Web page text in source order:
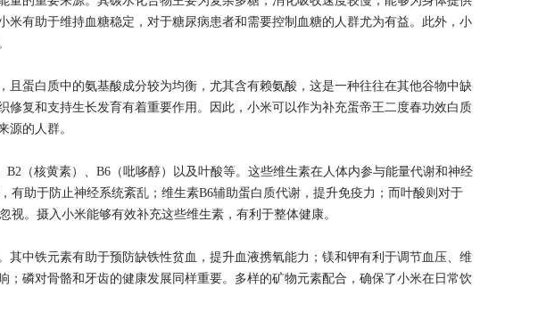
米有助于维持血糖稳定，对于糖尿病患者和需要控制血糖的人群尤为有益。此外，小
且蛋白质中的氨基酸成分较为均衡，尤其含有赖氨酸，这是一种往往在其他谷物中缺
修复和支持生长发育有着重要作用。因此，小米可以作为补充蛋帝王二度春功效白质
源的人群。
（核黄素）、B6（吡哆醇）以及叶酸等。这些维生素在人体内参与能量代谢和神经
有助于防止神经系统紊乱；维生素B6辅助蛋白质代谢，提升免疫力；而叶酸则对于
。摄入小米能够有效补充这些维生素，有利于整体健康。
其中铁元素有助于预防缺铁性贫血，提升血液携氧能力；镁和钾有利于调节血压、维
；磷对骨骼和牙齿的健康发展同样重要。多样的矿物元素配合，确保了小米在日常饮